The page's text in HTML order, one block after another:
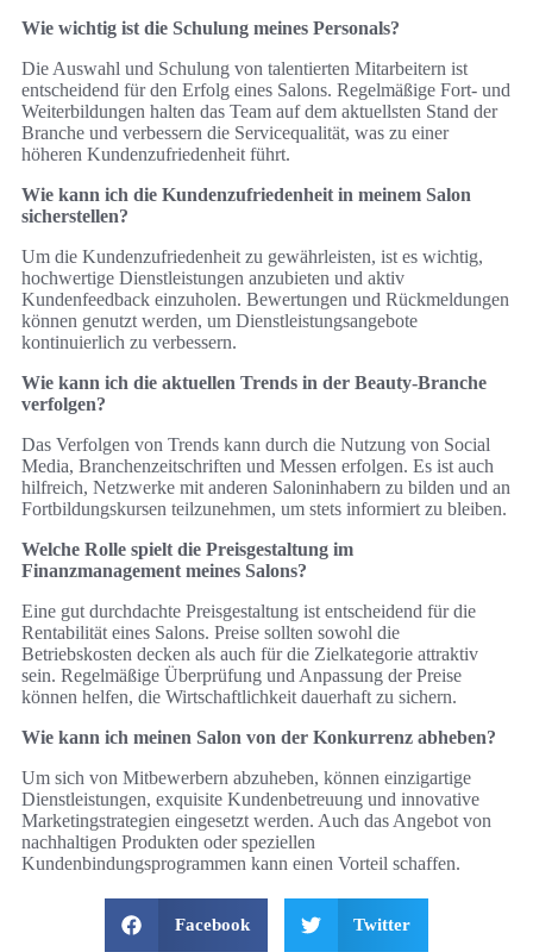
Wie wichtig ist die Schulung meines Personals?
Die Auswahl und Schulung von talentierten Mitarbeitern ist
entscheidend für den Erfolg eines Salons. Regelmäßige Fort- und
Weiterbildungen halten das Team auf dem aktuellsten Stand der
Branche und verbessern die Servicequalität, was zu einer
höheren Kundenzufriedenheit führt.
Wie kann ich die Kundenzufriedenheit in meinem Salon
sicherstellen?
Um die Kundenzufriedenheit zu gewährleisten, ist es wichtig,
hochwertige Dienstleistungen anzubieten und aktiv
Kundenfeedback einzuholen. Bewertungen und Rückmeldungen
können genutzt werden, um Dienstleistungsangebote
kontinuierlich zu verbessern.
Wie kann ich die aktuellen Trends in der Beauty-Branche
verfolgen?
Das Verfolgen von Trends kann durch die Nutzung von Social
Media, Branchenzeitschriften und Messen erfolgen. Es ist auch
hilfreich, Netzwerke mit anderen Saloninhabern zu bilden und an
Fortbildungskursen teilzunehmen, um stets informiert zu bleiben.
Welche Rolle spielt die Preisgestaltung im
Finanzmanagement meines Salons?
Eine gut durchdachte Preisgestaltung ist entscheidend für die
Rentabilität eines Salons. Preise sollten sowohl die
Betriebskosten decken als auch für die Zielkategorie attraktiv
sein. Regelmäßige Überprüfung und Anpassung der Preise
können helfen, die Wirtschaftlichkeit dauerhaft zu sichern.
Wie kann ich meinen Salon von der Konkurrenz abheben?
Um sich von Mitbewerbern abzuheben, können einzigartige
Dienstleistungen, exquisite Kundenbetreuung und innovative
Marketingstrategien eingesetzt werden. Auch das Angebot von
nachhaltigen Produkten oder speziellen
Kundenbindungsprogrammen kann einen Vorteil schaffen.
Facebook Twitter